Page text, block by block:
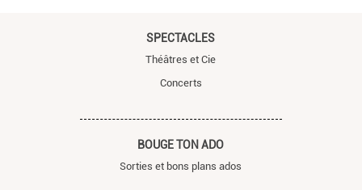
SPECTACLES
Théâtres et Cie
Concerts
BOUGE TON ADO
Sorties et bons plans ados